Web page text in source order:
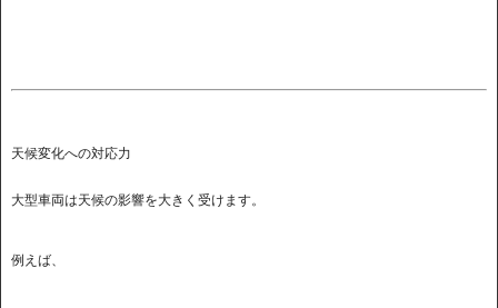
天候変化への対応力
大型車両は天候の影響を大きく受けます。
例えば、